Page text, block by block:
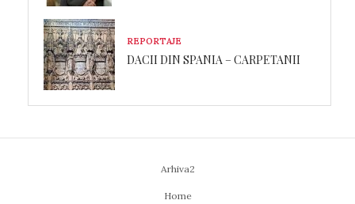
REPORTAJE
DACII DIN SPANIA – CARPETANII
Arhiva2
Home